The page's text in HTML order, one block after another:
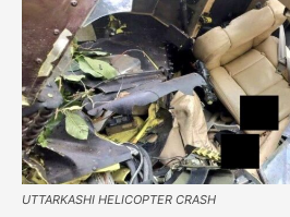
UTTARKASHI HELICOPTER CRASH